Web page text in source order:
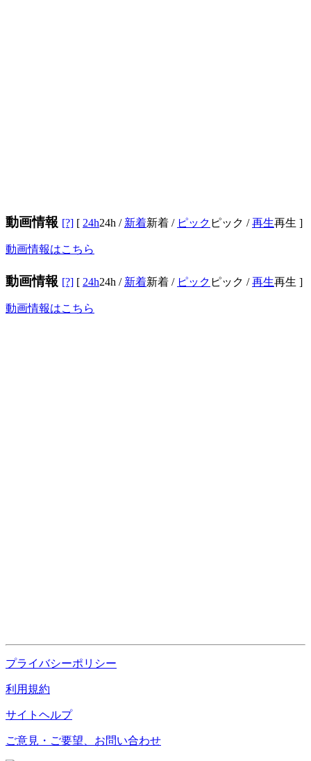
動画情報 [?] [ 24h24h / 新着新着 / ピック ピック /再生再生 ]
動画情報はこちら
動画情報 [?] [ 24h24h / 新着新着 / ピック ピック /再生再生 ]
動画情報はこちら
プライバシーポリシー
利用規約
サイトヘルプ
ご意見・ご要望、お問い合わせ